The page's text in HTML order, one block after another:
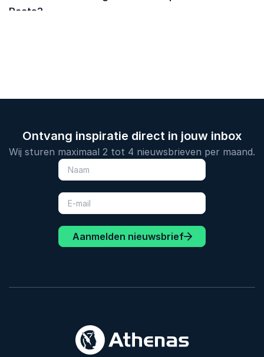
Raats?
Ontvang inspiratie direct in jouw inbox
Wij sturen maximaal 2 tot 4 nieuwsbrieven per maand.
Aanmelden nieuwsbrief